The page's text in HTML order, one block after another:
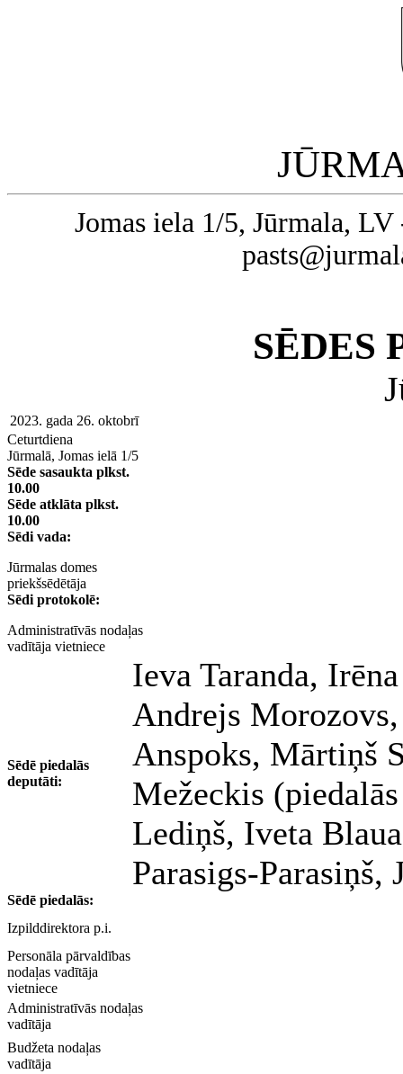
Jomas iela 1/5, Jūrmala,
SĒDES
2023. gada 26. oktobrī
Ceturtdiena
Jūrmalā, Jomas ielā 1/5
Sēde sasaukta plkst.
10.00
Sēde atklāta plkst.
10.00
Sēdi vada:
Jūrmalas domes
priekšsēdētāja
Sēdi protokolē:
Administratīvās nodaļas
vadītāja vietniece
Sēdē piedalās
deputāti:
Ieva Taranda,
Andrejs
Anspoks, Mārtiņš
Mežeckis
Lediņš, Iveta
Parasigs-Parasiņš,
Sēdē piedalās:
Izpilddirektora p.i.
Personāla pārvaldības
nodaļas vadītāja
vietniece
Administratīvās nodaļas
vadītāja
Budžeta nodaļas
vadītāja